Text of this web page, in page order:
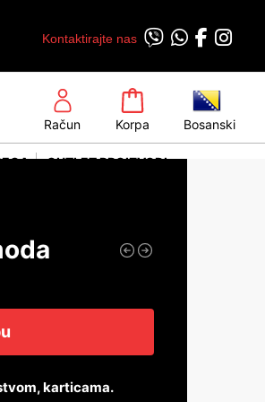
Kontaktirajte nas
Račun Korpa Bosanski
OUTLET PROIZVODI
karticama.